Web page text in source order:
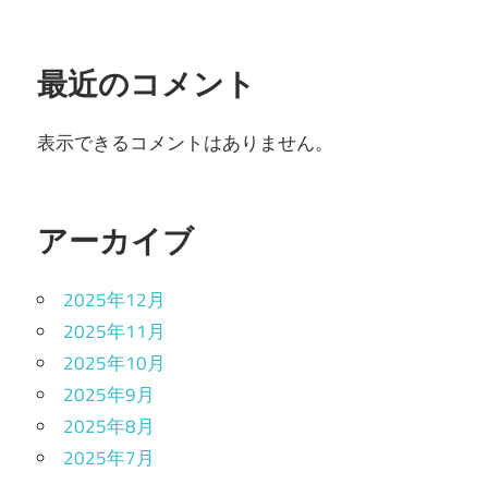
最近のコメント
表示できるコメントはありません。
アーカイブ
2025年12月
2025年11月
2025年10月
2025年9月
2025年8月
2025年7月